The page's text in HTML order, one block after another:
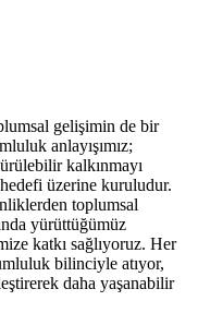
gelişimin de bir
anlayışımız;
kalkınmayı
üzerine kuruludur.
toplumsal
yürüttüğümüz
katkı sağlıyoruz. Her
bilinciyle atıyor,
daha yaşanabilir